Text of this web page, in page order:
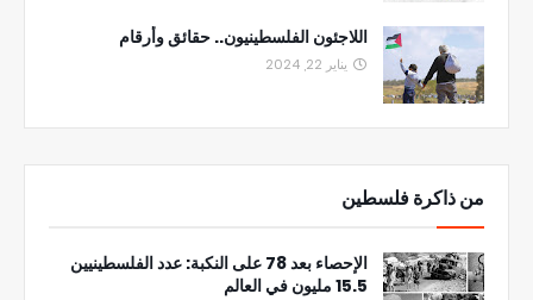
اللاجئون الفلسطينيون.. حقائق وأرقام
يناير 22, 2024
من ذاكرة فلسطين
الإحصاء بعد 78 على النكبة: عدد الفلسطينيين
15.5 مليون في العالم